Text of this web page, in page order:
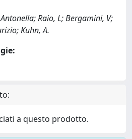
Raio, L; Bergamini, V;
Kuhn, A.
a questo prodotto.